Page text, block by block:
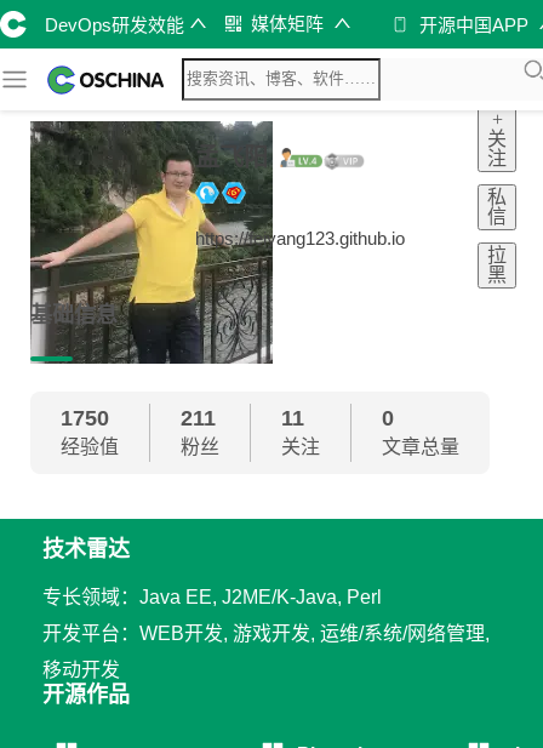
DevOps研发效能 媒体矩阵 开源中国APP
孟飞阳
https://feiyang123.github.io
+
关
注
私
信
拉
黑
基础信息
1750
经验值
211
粉丝
11
关注
0
文章总量
技术雷达
专长领域：Java EE, J2ME/K-Java, Perl
开发平台：WEB开发, 游戏开发, 运维/系统/网络管理,
移动开发
开源作品